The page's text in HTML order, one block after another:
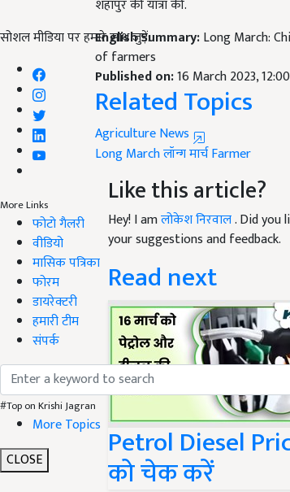
सोशल मीडिया पर हमारे साथ जुड़ें:
More Links
फोटो गैलरी
वीडियो
मासिक पत्रिका
फोरम
डायरेक्टरी
हमारी टीम
संपर्क
#Top on Krishi Jagran
More Topics
CLOSE
English Summary:
Long March:
of farmers
Published on:
Related Topics
Agriculture News
Long March लॉन्ग मार्च
Like this article?
Hey! I amलोकेश निरवाल. Did you
your suggestions and feedback.
Read next
Petrol Diesel
को चेक करें